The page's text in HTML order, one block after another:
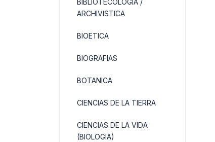
BIBLIOTECOLOGIA /
ARCHIVISTICA
BIOETICA
BIOGRAFIAS
BOTANICA
CIENCIAS DE LA TIERRA
CIENCIAS DE LA VIDA
(BIOLOGIA)